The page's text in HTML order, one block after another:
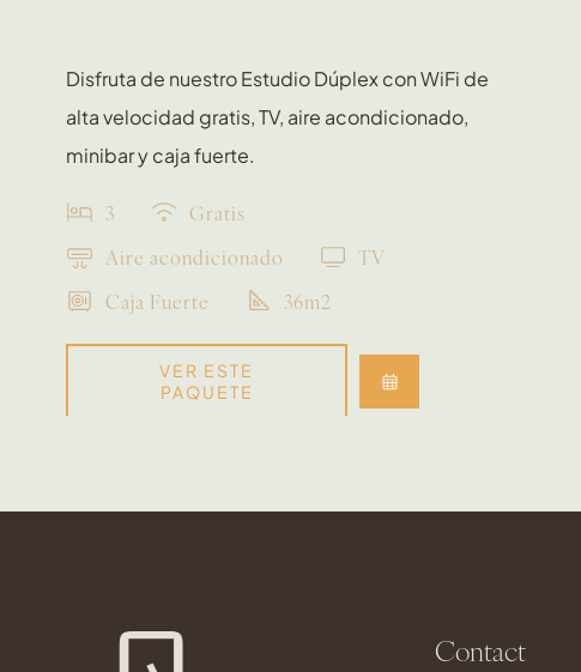
Disfruta de nuestro Estudio Dúplex con WiFi de
alta velocidad gratis, TV, aire acondicionado,
minibar y caja fuerte.
3
Gratis
Aire acondicionado
TV
Caja Fuerte
36m2
VER ESTE
PAQUETE
Contact